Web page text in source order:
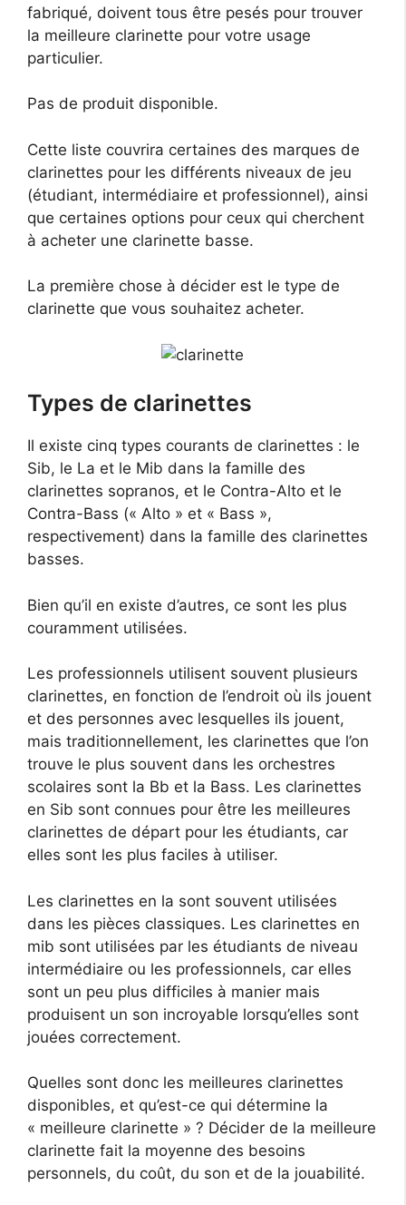
fabriqué, doivent tous être pesés pour trouver
la meilleure clarinette pour votre usage
particulier.
Pas de produit disponible.
Cette liste couvrira certaines des marques de
clarinettes pour les différents niveaux de jeu
(étudiant, intermédiaire et professionnel), ainsi
que certaines options pour ceux qui cherchent
à acheter une clarinette basse.
La première chose à décider est le type de
clarinette que vous souhaitez acheter.
Types de clarinettes
Il existe cinq types courants de clarinettes : le
Sib, le La et le Mib dans la famille des
clarinettes sopranos, et le Contra-Alto et le
Contra-Bass (« Alto » et « Bass »,
respectivement) dans la famille des clarinettes
basses.
Bien qu’il en existe d’autres, ce sont les plus
couramment utilisées.
Les professionnels utilisent souvent plusieurs
clarinettes, en fonction de l’endroit où ils jouent
et des personnes avec lesquelles ils jouent,
mais traditionnellement, les clarinettes que l’on
trouve le plus souvent dans les orchestres
scolaires sont la Bb et la Bass. Les clarinettes
en Sib sont connues pour être les meilleures
clarinettes de départ pour les étudiants, car
elles sont les plus faciles à utiliser.
Les clarinettes en la sont souvent utilisées
dans les pièces classiques. Les clarinettes en
mib sont utilisées par les étudiants de niveau
intermédiaire ou les professionnels, car elles
sont un peu plus difficiles à manier mais
produisent un son incroyable lorsqu’elles sont
jouées correctement.
Quelles sont donc les meilleures clarinettes
disponibles, et qu’est-ce qui détermine la
« meilleure clarinette » ? Décider de la meilleure
clarinette fait la moyenne des besoins
personnels, du coût, du son et de la jouabilité.